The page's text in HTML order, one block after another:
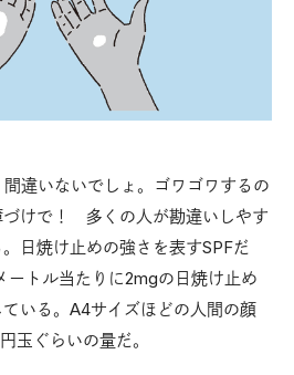
違いないでしょ。ゴワゴワするの
づけで！ 多くの人が勘違いしやす
日焼け止めの強さを表すSPFだ
ートル当たりに2mgの日焼け止め
いる。A4サイズほどの人間の顔
玉ぐらいの量だ。